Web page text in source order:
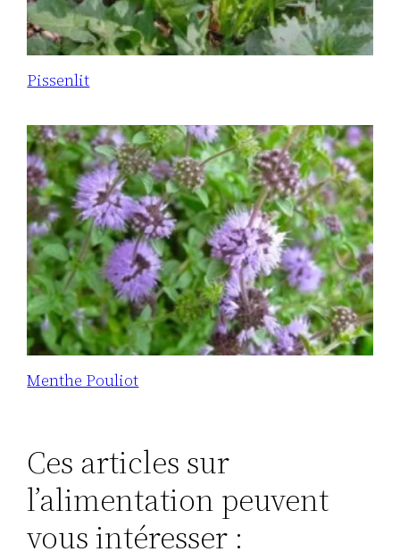
Pissenlit
Menthe Pouliot
Ces articles sur
l’alimentation peuvent
vous intéresser :